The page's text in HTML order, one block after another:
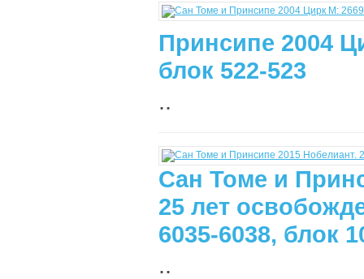
Принсипе 2004
блок 522-523
..
Сан Томе и
25 лет
6035-6038, блок
..